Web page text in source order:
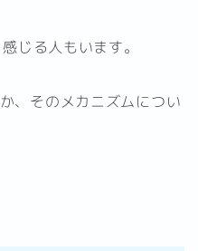
じる人もいます。
、そのメカニズムについ